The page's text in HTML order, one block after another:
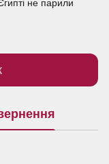
не парили